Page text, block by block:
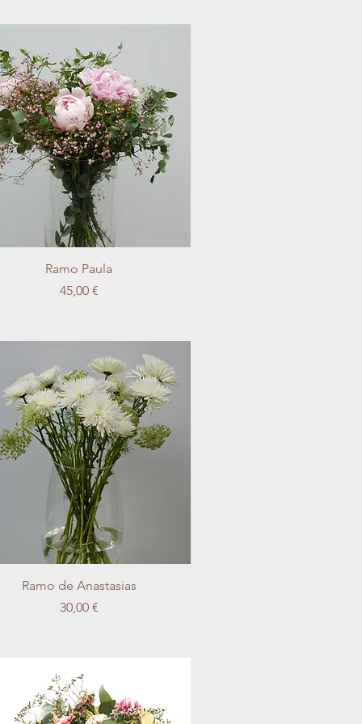
Vista rápida
Ramo Paula
Precio
45,00 €
Vista rápida
Ramo de Anastasias
Precio
30,00 €